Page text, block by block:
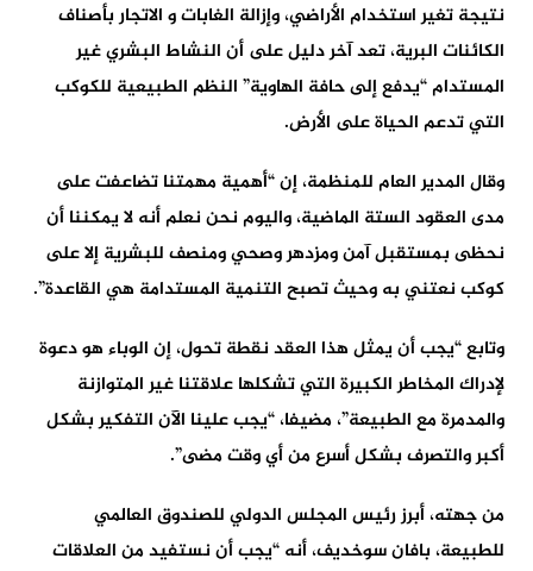
نتيجة تغير استخدام الأراضي، وإزالة الغابات و الاتجار بأصناف
الكائنات البرية، تعد آخر دليل على أن النشاط البشري غير
المستدام “يدفع إلى حافة الهاوية” النظم الطبيعية للكوكب
التي تدعم الحياة على الأرض.
وقال المدير العام للمنظمة، إن “أهمية مهمتنا تضاعفت على
مدى العقود الستة الماضية، واليوم نحن نعلم أنه لا يمكننا أن
نحظى بمستقبل آمن ومزدهر وصحي ومنصف للبشرية إلا على
كوكب نعتني به وحيث تصبح التنمية المستدامة هي القاعدة”.
وتابع “يجب أن يمثل هذا العقد نقطة تحول، إن الوباء هو دعوة
لإدراك المخاطر الكبيرة التي تشكلها علاقتنا غير المتوازنة
والمدمرة مع الطبيعة”، مضيفا، “يجب علينا الآن التفكير بشكل
أكبر والتصرف بشكل أسرع من أي وقت مضى”.
من جهته، أبرز رئيس المجلس الدولي للصندوق العالمي
للطبيعة، بافان سوخديف، أنه “يجب أن نستفيد من العلاقات